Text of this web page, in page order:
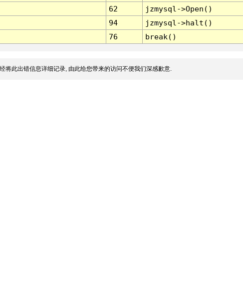
62
jzmysql->Open()
94
jzmysql->halt()
76 break()
将此出错信息详细记录, 由此给您带来的访问不便我们深感歉意.